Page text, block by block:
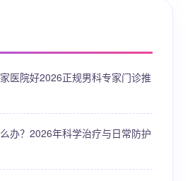
医院好2026正规男科专家门诊推
办？2026年科学治疗与日常防护